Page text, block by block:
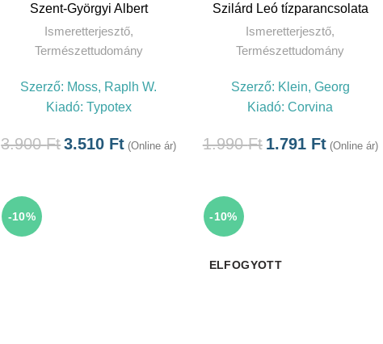
Szent-Györgyi Albert
Ismeretterjesztő,
Természettudomány
Szerző: Moss, Raplh W.
Kiadó: Typotex
3.900Ft3.510 Ft (Online ár)
TOVÁBB
Szilárd Leó tízparancsolata
Ismeretterjesztő,
Természettudomány
Szerző: Klein, Georg
Kiadó:Corvina
1.990Ft 1.791 Ft (Online ár)
-10% -10%
ELFOGYOTT